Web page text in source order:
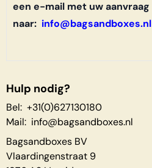
een e-mail met uw aanvraag
naar: info@bagsandboxes.nl
Hulp nodig?
Bel: +31(0)627130180
Mail: info@bagsandboxes.nl
Bagsandboxes BV
Vlaardingenstraat 9